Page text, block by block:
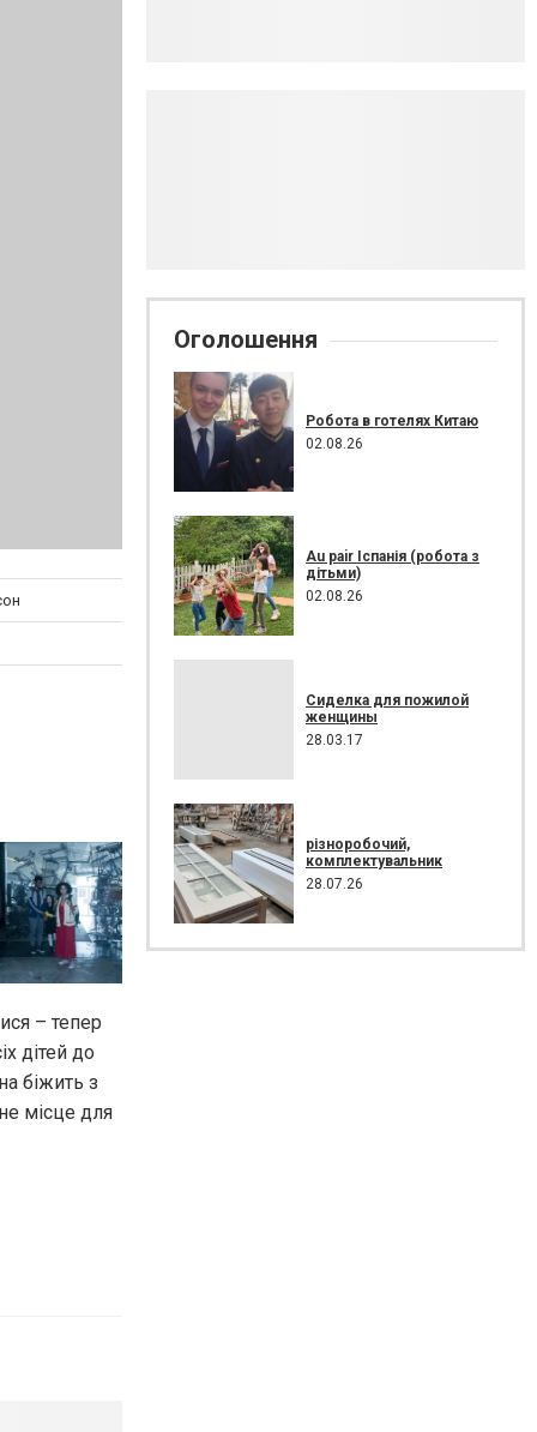
– тепер
дітей до
біжить з
місце для
Оголошення
Робота в готелях Китаю
02.08.26
Au pair Іспанія (робота з
дітьми)
02.08.26
Сиделка для пожилой
женщины
28.03.17
різноробочий,
комплектувальник
28.07.26